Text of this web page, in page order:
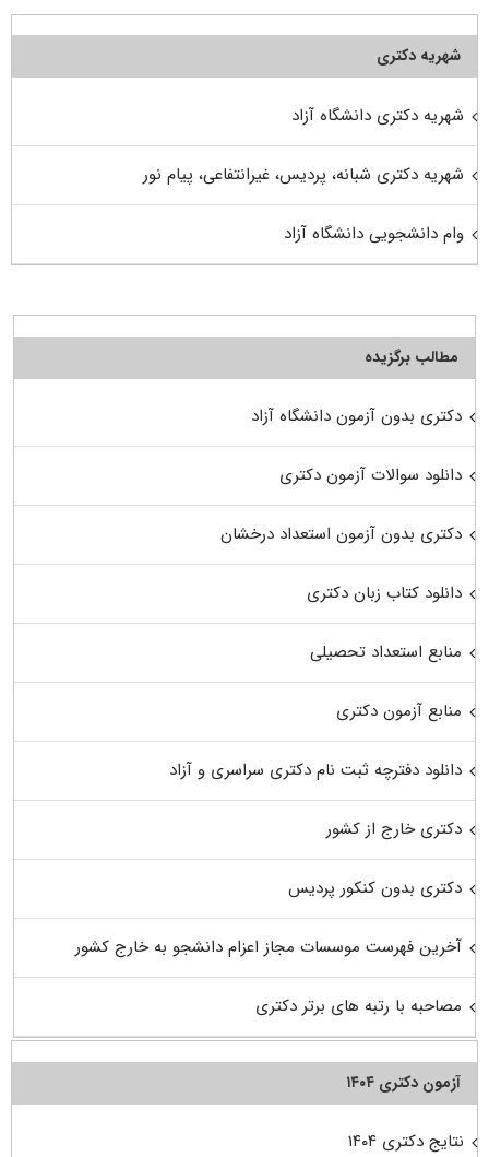
شهریه دکتری
شهریه دکتری دانشگاه آزاد
شهریه دکتری شبانه، پردیس، غیرانتفاعی، پیام نور
وام دانشجویی دانشگاه آزاد
مطالب برگزیده
دکتری بدون آزمون دانشگاه آزاد
دانلود سوالات آزمون دکتری
دکتری بدون آزمون استعداد درخشان
دانلود کتاب زبان دکتری
منابع استعداد تحصیلی
منابع آزمون دکتری
دانلود دفترچه ثبت نام دکتری سراسری و آزاد
دکتری خارج از کشور
دکتری بدون کنکور پردیس
آخرین فهرست موسسات مجاز اعزام دانشجو به خارج کشور
مصاحبه با رتبه های برتر دکتری
آزمون دکتری ۱۴۰۴
نتایج دکتری ۱۴۰۴